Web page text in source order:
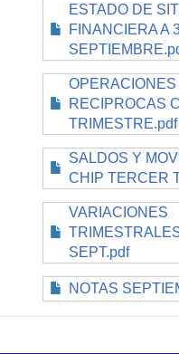
ESTADO DE
FINANCIERA A
OPERACIONES
RECIPROCAS
TRIMESTRE.pdf
SALDOS Y
CHIP TERCER
VARIACIONES
SEPT.pdf
NOTAS